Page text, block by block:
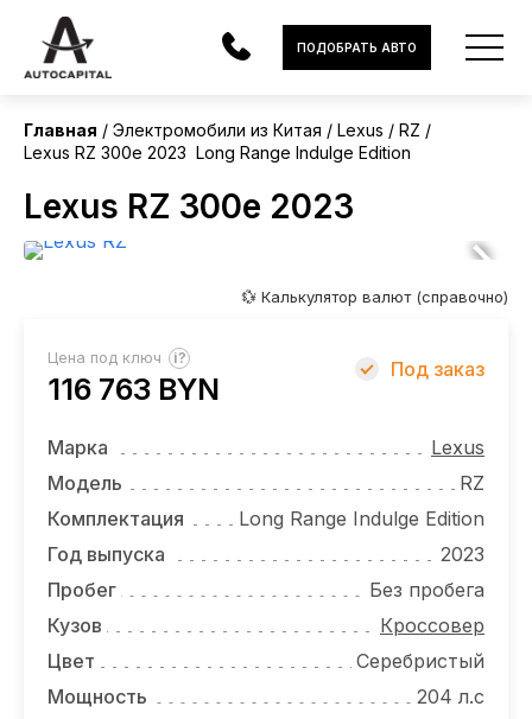
АВТОМОБИЛИ
ЭЛЕКТРОМОБИЛИ
УСЛУГИ
НОВОСТИ
ОТЗЫВЫ
ВАКАНСИИ
О КОМПАНИИ
КОНТАКТЫ
ПОДОБРАТЬ АВТО
Главная Электромобили из Китая Lexus
RZ
Lexus RZ 300e 2023 Long Range Indulge Edition
Lexus RZ 300e 2023
Китай
Без пробега
💱 Калькулятор валют (справочно)
Цена под ключ ?
116 763 BYN
Под заказ
Марка
Lexus
Модель
RZ
Комплектация
Long Range Indulge Edition
Год выпуска
2023
Пробег
Без пробега
Кузов
Кроссовер
Цвет
Серебристый
Мощность
204 л.с